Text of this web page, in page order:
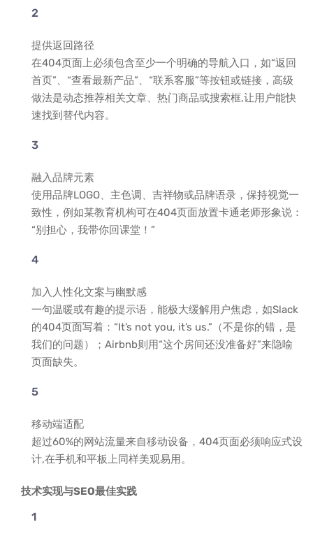
提供返回路径
在404页面上必须包含至少一个明确的导航入口，如“返回
首页”、“查看最新产品”、“联系客服”等按钮或链接，高级
做法是动态推荐相关文章、热门商品或搜索框,让用户能快
速找到替代内容。
融入品牌元素
使用品牌LOGO、主色调、吉祥物或品牌语录，保持视觉一
致性，例如某教育机构可在404页面放置卡通老师形象说：
“别担心，我带你回课堂！”
加入人性化文案与幽默感
一句温暖或有趣的提示语，能极大缓解用户焦虑，如Slack
的404页面写着：“It’s not you, it’s us.”（不是你的错，是
我们的问题）；Airbnb则用“这个房间还没准备好”来隐喻
页面缺失。
移动端适配
超过60%的网站流量来自移动设备，404页面必须响应式设
计,在手机和平板上同样美观易用。
技术实现与SEO最佳实践